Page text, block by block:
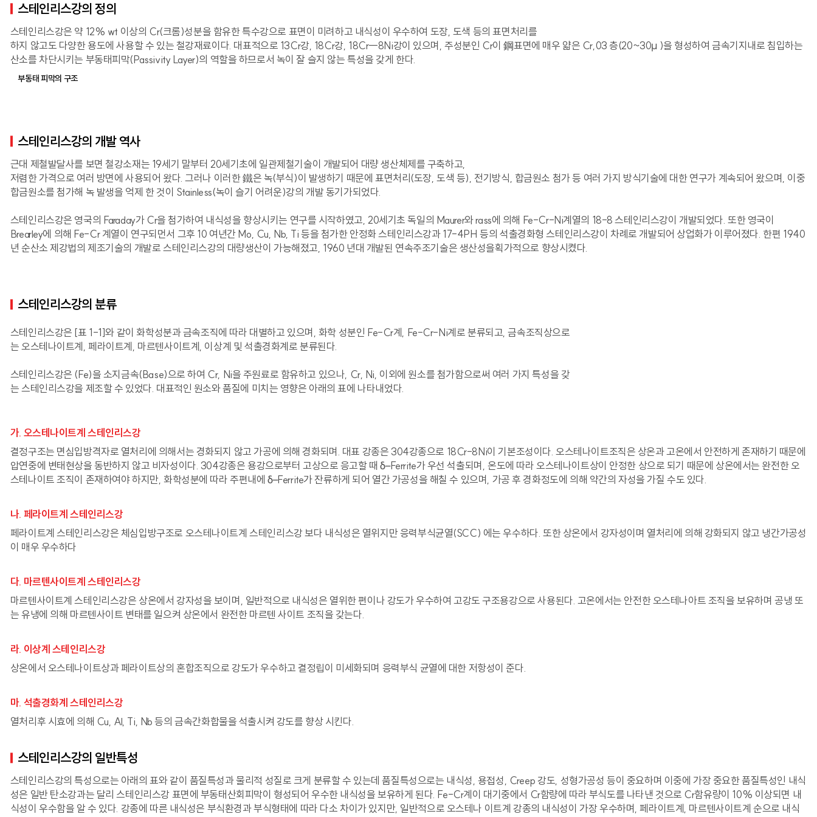
스테인리스강의 정의
스테인리스강은 약 12% wt 이상의 Cr(크롬)성분을 함유한 특수강으로 표면이 미려하고 내식성이 우수하여 도장, 도색 등의 표면처리를
하지 않고도 다양한 용도에 사용할 수 있는 철강재료이다. 대표적으로 13Cr강, 18Cr강, 18Cr―8Ni강이 있으며, 주성분인 Cr이 鋼표면에 매우 얇은 Cr,03 층(20~30μ )을 형성하여 금속기지내로 침입하는
산소를 차단시키는 부동태피막(Passivity Layer)의 역할을 하므로서 녹이 잘 슬지 않는 특성을 갖게 한다.
부동태 피막의 구조
스테인리스강의 개발 역사
근대 제철발달사를 보면 철강소재는 19세기 말부터 20세기초에 일관제철기술이 개발되어 대량 생산체제를 구축하고,
저렴한 가격으로 여러 방면에 사용되어 왔다. 그러나 이러한 鐵은 녹(부식)이 발생하기 때문에 표면처리(도장, 도색 등), 전기방식, 합금원소 첨가 등 여러 가지 방식기술에 대한 연구가 계속되어 왔으며, 이중
합금원소를 첨가해 녹 발생을 억제 한 것이 Stainless(녹이 슬기 어려운)강의 개발 동기가되었다.
스테인리스강은 영국의 Faraday가 Cr을 첨가하여 내식성을 향상시키는 연구를 시작하였고, 20세기초 독일의 Maurer와 rass에 의해 Fe-Cr-Ni계열의 18-8 스테인리스강이 개발되었다. 또한 영국이
Brearley에 의해 Fe-Cr 계열이 연구되먼서 그후 10 여년간 Mo, Cu, Nb, Ti 등을 첨가한 안정화 스테인리스강과 17-4PH 등의 석출경화형 스테인리스강이 차례로 개발되어 상업화가 이루어졌다. 한편 1940
년 순산소 제강법의 제조기술의 개발로 스테인리스강의 대량생산이 가능해졌고, 1960 년대 개발된 연속주조기술은 생산성을획가적으로 향상시켰다.
스테인리스강의 분류
스테인리스강은 [표 1-1]와 같이 화학성분과 금속조직에 따라 대별하고 있으며, 화학 성분인 Fe-Cr계, Fe-Cr-Ni계로 분류되고, 금속조직상으로
는 오스테나이트계, 페라이트계, 마르텐사이트계, 이상계 및 석출경화계로 분류된다.
스테인리스강은 (Fe)을 소지금속(Base)으로 하여 Cr, Ni을 주원료로 함유하고 있으나, Cr, Ni, 이외에 원소를 첨가함으로써 여러 가지 특성을 갖
는 스테인리스강을 제조할 수 있었다. 대표적인 원소와 품질에 미치는 영향은 아래의 표에 나타내었다.
가. 오스테나이트계 스테인리스강
결정구조는 면심입방격자로 열처리에 의해서는 경화되지 않고 가공에 의해 경화되며. 대표 강종은 304강종으로 18Cr-8Ni이 기본조성이다. 오스테나이트조직은 상온과 고온에서 안전하게 존재하기 때문에
압연중에 변태현상을 동반하지 않고 비자성이다. 304강종은 용강으로부터 고상으로 응고할 때 δ–Ferrite가 우선 석출되며, 온도에 따라 오스테나이트상이 안정한 상으로 되기 때문에 상온에서는 완전한 오
스테나이트 조직이 존재하여야 하지만, 화학성분에 따라 주편내에 δ–Ferrite가 잔류하게 되어 열간 가공성을 해칠 수 있으며, 가공 후 경화정도에 의해 약간의 자성을 가질 수도 있다.
나. 페라이트계 스테인리스강
페라이트계 스테인리스강은 체심입방구조로 오스테나이트계 스테인리스강 보다 내식성은 열위지만 응력부식균열(SCC) 에는 우수하다. 또한 상온에서 강자성이며 열처리에 의해 강화되지 않고 냉간가공성
이 매우 우수하다
다. 마르텐사이트계 스테인리스강
마르텐사이트계 스테인리스강은 상온에서 강자성을 보이며, 일반적으로 내식성은 열위한 편이나 강도가 우수하여 고강도 구조용강으로 사용된다. 고온에서는 안전한 오스테나아트 조직을 보유하며 공냉 또
는 유냉에 의해 마르텐사이트 변태를 일으켜 상온에서 완전한 마르텐 사이트 조직을 갖는다.
라. 이상계 스테인리스강
상온에서 오스테나이트상과 페라이트상의 혼합조직으로 강도가 우수하고 결정립이 미세화되며 응력부식 균열에 대한 저항성이 준다.
마. 석출경화계 스테인리스강
열처리후 시효에 의해 Cu, Al, Ti, Nb 등의 금속간화합물을 석출시켜 강도를 향상 시킨다.
스테인리스강의 일반특성
스테인리스강의 특성으로는 아래의 표와 같이 품질특성과 물리적 성질로 크게 분류할 수 있는데 품질특성으로는 내식성, 용접성, Creep 강도, 성형가공성 등이 중요하며 이중에 가장 중요한 품질특성인 내식
성은 일반 탄소강과는 달리 스테인리스강 표면에 부동태산회피막이 형성되어 우수한 내식성을 보유하게 된다. Fe-Cr계이 대기중에서 Cr함량에 따라 부식도를 나타낸 것으로 Cr함유량이 10% 이상되면 내
식성이 우수함을 알 수 있다. 강종에 따른 내식성은 부식환경과 부식형태에 따라 다소 차이가 있지만, 일반적으로 오스테나 이트계 강종의 내식성이 가장 우수하며, 페라이트계, 마르텐사이트계 순으로 내식